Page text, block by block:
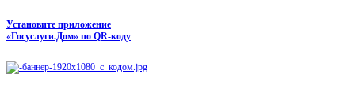
Установите приложение
«Госуслуги.Дом» по QR-коду